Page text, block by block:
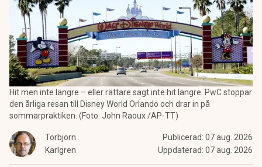
Hit men inte längre – eller rättare sagt inte hit längre. PwC stoppar
den årliga resan till Disney World Orlando och drar in på
sommarpraktiken. (Foto: John Raoux /AP-TT)
Torbjörn
Karlgren
Publicerad: 07 aug. 2026
Uppdaterad: 07 aug. 2026